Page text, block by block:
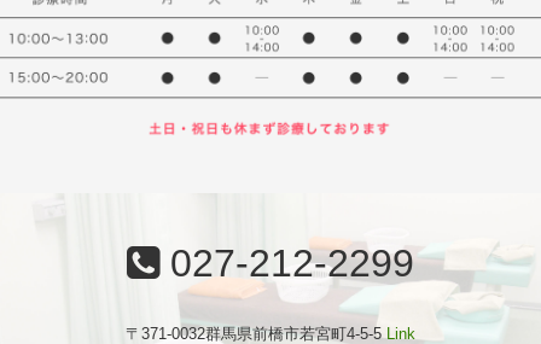
027-212-2299
〒371-0032群馬県前橋市若宮町4-5-5 Link